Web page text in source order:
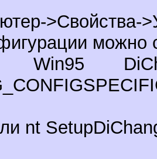
>Свойства-
можно
nt